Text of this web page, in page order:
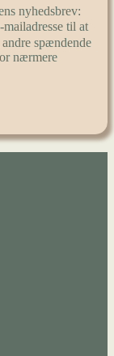
nyhedsbrev:
til at
spændende
nærmere